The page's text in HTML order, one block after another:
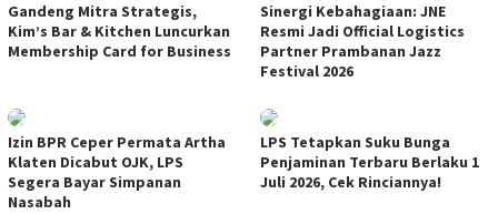
Gandeng Mitra Strategis,
Kim’s Bar & Kitchen Luncurkan
Membership Card for Business
Sinergi Kebahagiaan: JNE
Resmi Jadi Official Logistics
Partner Prambanan Jazz
Festival 2026
Izin BPR Ceper Permata Artha
Klaten Dicabut OJK, LPS
Segera Bayar Simpanan
Nasabah
LPS Tetapkan Suku Bunga
Penjaminan Terbaru Berlaku 1
Juli 2026, Cek Rinciannya!